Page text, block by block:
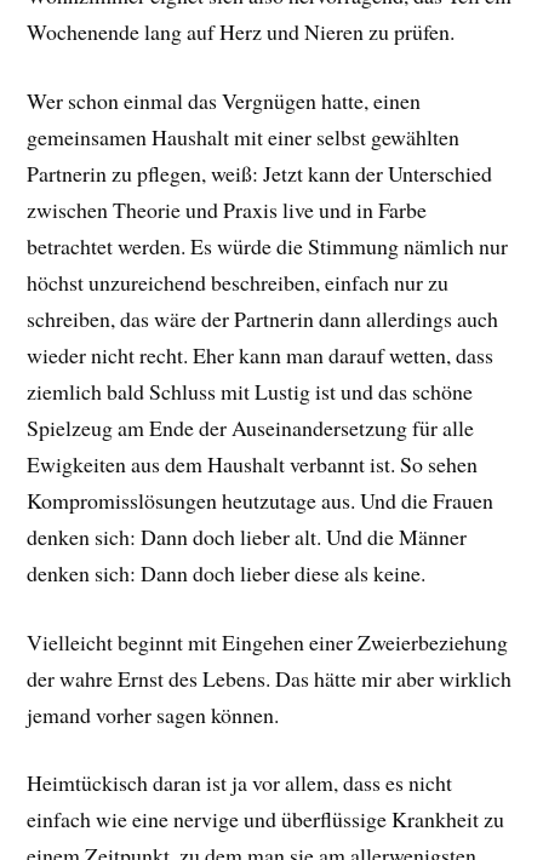
Wochenende lang auf Herz und Nieren zu prüfen.
Wer schon einmal das Vergnügen hatte, einen
gemeinsamen Haushalt mit einer selbst gewählten
Partnerin zu pflegen, weiß: Jetzt kann der Unterschied
zwischen Theorie und Praxis live und in Farbe
betrachtet werden. Es würde die Stimmung nämlich nur
höchst unzureichend beschreiben, einfach nur zu
schreiben, das wäre der Partnerin dann allerdings auch
wieder nicht recht. Eher kann man darauf wetten, dass
ziemlich bald Schluss mit Lustig ist und das schöne
Spielzeug am Ende der Auseinandersetzung für alle
Ewigkeiten aus dem Haushalt verbannt ist. So sehen
Kompromisslösungen heutzutage aus. Und die Frauen
denken sich: Dann doch lieber alt. Und die Männer
denken sich: Dann doch lieber diese als keine.
Vielleicht beginnt mit Eingehen einer Zweierbeziehung
der wahre Ernst des Lebens. Das hätte mir aber wirklich
jemand vorher sagen können.
Heimtückisch daran ist ja vor allem, dass es nicht
einfach wie eine nervige und überflüssige Krankheit zu